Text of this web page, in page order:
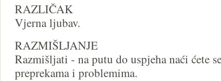
RAZLIČAK
Vjerna ljubav.
RAZMIŠLJANJE
Razmišljati - na putu do uspjeha naći ćete
preprekama i problemima.